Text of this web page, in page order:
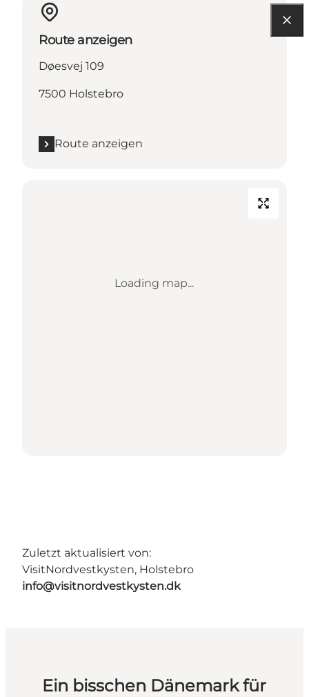
Route anzeigen
Døesvej 109
7500 Holstebro
Route anzeigen
Loading map...
Zuletzt aktualisiert von:
VisitNordvestkysten, Holstebro
info@visitnordvestkysten.dk
Ein bisschen Dänemark für